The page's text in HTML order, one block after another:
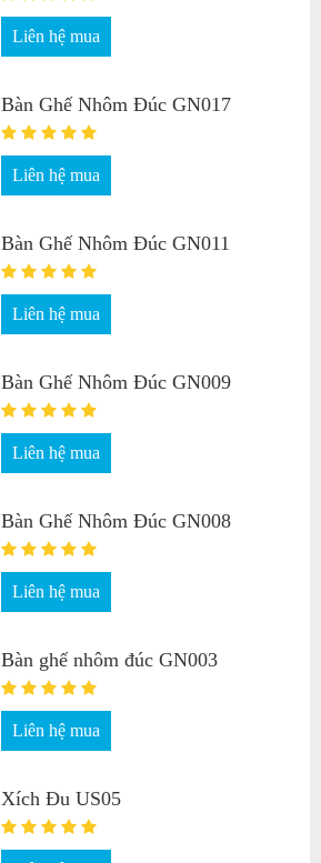
Liên hệ mua
Bàn Ghế Nhôm Đúc GN017
Liên hệ mua
Bàn Ghế Nhôm Đúc GN011
Liên hệ mua
Bàn Ghế Nhôm Đúc GN009
Liên hệ mua
Bàn Ghế Nhôm Đúc GN008
Liên hệ mua
Bàn ghế nhôm đúc GN003
Liên hệ mua
Xích Đu US05